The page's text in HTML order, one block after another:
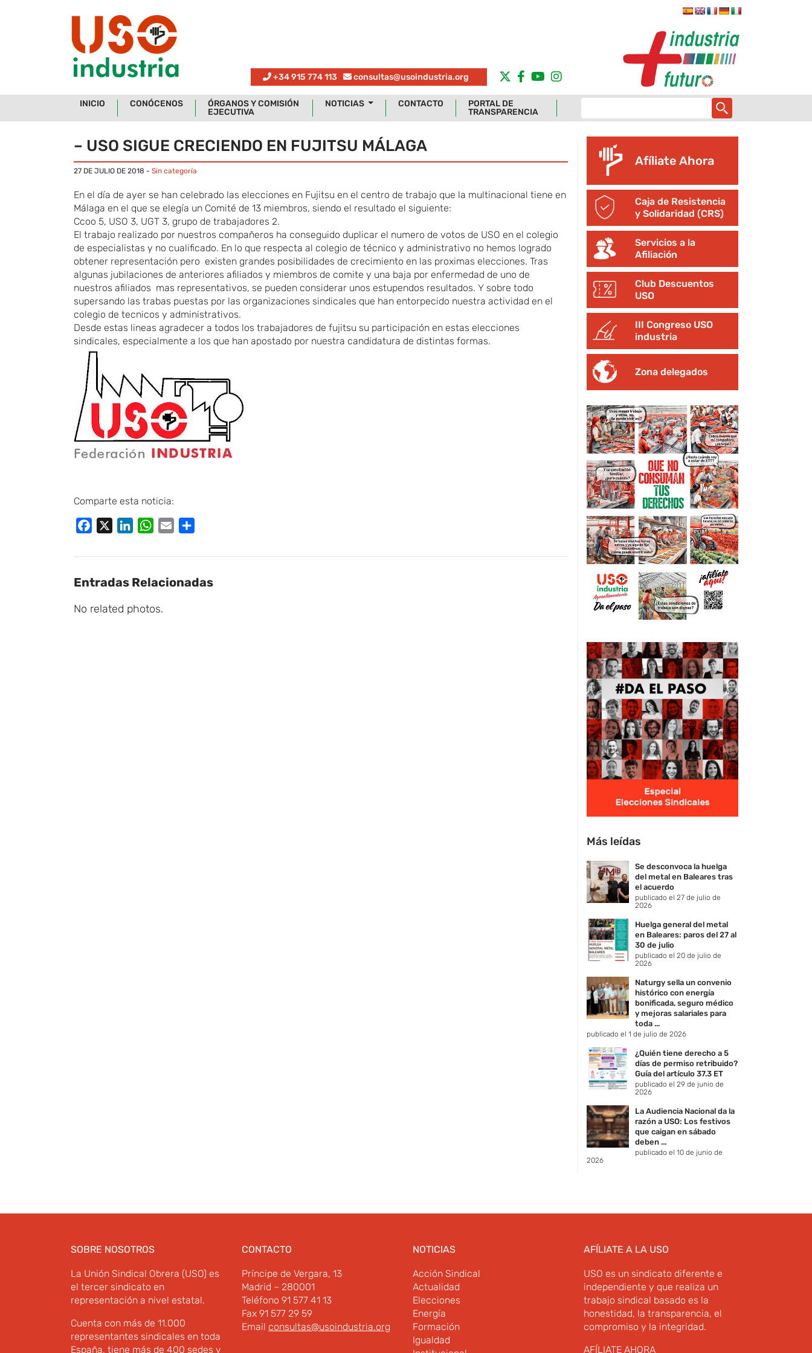
+34 915 774 113 consultas@usoindustria.org
INICIO CONÓCENOS
ÓRGANOS Y COMISIÓN
EJECUTIVA
NOTICIAS CONTACTO
PORTAL DE
TRANSPARENCIA
– USO SIGUE CRECIENDO EN FUJITSU MÁLAGA
27 DE JULIO DE 2018 - Sin categoría
En el día de ayer se han celebrado las elecciones en Fujitsu en el centro de trabajo que la multinacional tiene en
Málaga en el que se elegía un Comité de 13 miembros, siendo el resultado el siguiente:
Ccoo 5, USO 3, UGT 3, grupo de trabajadores 2.
El trabajo realizado por nuestros compañeros ha conseguido duplicar el numero de votos de USO en el colegio
de especialistas y no cualificado. En lo que respecta al colegio de técnico y administrativo no hemos logrado
obtener representación pero existen grandes posibilidades de crecimiento en las proximas elecciones. Tras
algunas jubilaciones de anteriores afiliados y miembros de comite y una baja por enfermedad de uno de
nuestros afiliados mas representativos, se pueden considerar unos estupendos resultados. Y sobre todo
supersando las trabas puestas por las organizaciones sindicales que han entorpecido nuestra actividad en el
colegio de tecnicos y administrativos.
Desde estas lineas agradecer a todos los trabajadores de fujitsu su participación en estas elecciones
sindicales, especialmente a los que han apostado por nuestra candidatura de distintas formas.
Comparte esta noticia:
Facebook LinkedInWhatsApp
Email
Entradas Relacionadas
No related photos.
Afíliate Ahora
Caja de Resistencia
y Solidaridad (CRS)
Servicios a la
Afiliación
Club Descuentos
USO
III Congreso USO
industria
Zona delegados
Más leídas
Se desconvoca la huelga
del metal en Baleares tras
el acuerdo
publicado el 27 de julio de
2026
Huelga general del metal
en Baleares: paros del 27 al
30 de julio
publicado el 20 de julio de
2026
Naturgy sella un convenio
histórico con energía
bonificada, seguro médico
y mejoras salariales para
toda ...
publicado el 1 de julio de 2026
¿Quién tiene derecho a 5
días de permiso retribuido?
Guía del artículo 37.3 ET
publicado el 29 de junio de
2026
La Audiencia Nacional da la
razón a USO: Los festivos
que caigan en sábado
deben ...
publicado el 10 de junio de
2026
SOBRE NOSOTROS
La Unión Sindical Obrera (USO) es
el tercer sindicato en
representación a nivel estatal.
Cuenta con más de 11.000
representantes sindicales en toda
España, tiene más de 400 sedes y
CONTACTO
Príncipe de Vergara, 13
Madrid – 280001
Teléfono 91 577 41 13
Fax 91 577 29 59
Email consultas@usoindustria.org
NOTICIAS
Acción Sindical
Actualidad
Elecciones
Energía
Formación
Igualdad
AFÍLIATE A LA USO
USO es un sindicato diferente e
independiente y que realiza un
trabajo sindical basado es la
honestidad, la transparencia, el
compromiso y la integridad.
AFÍLIATE AHORA